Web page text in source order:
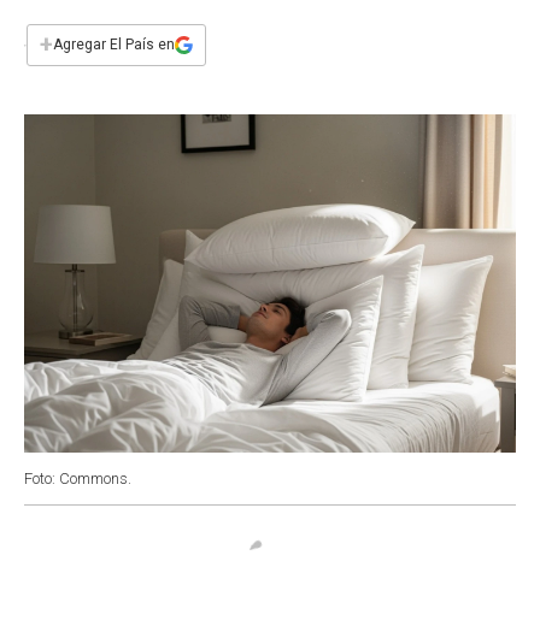
e
b
s
t
i
l
+Agregar El País en
Foto: Commons.